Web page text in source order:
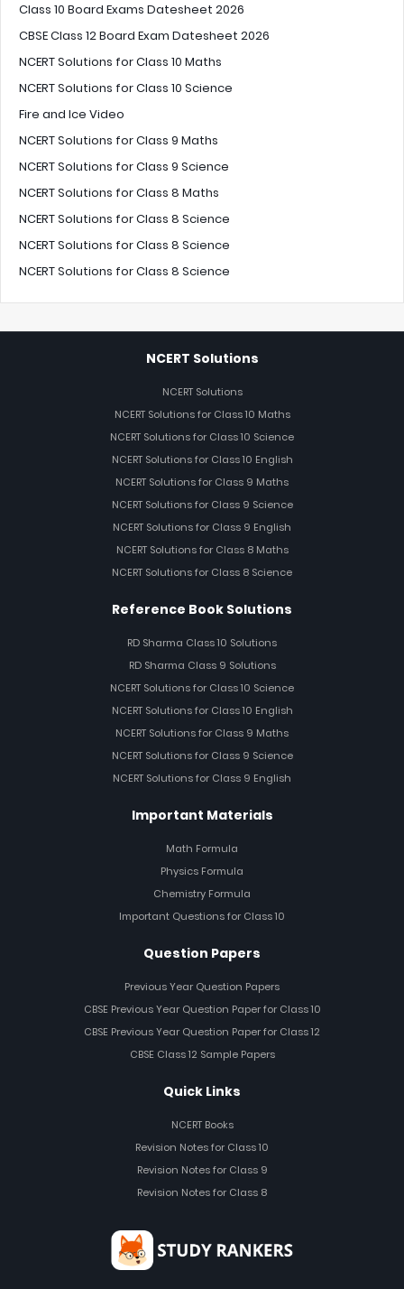
Class 10 Board Exams Datesheet 2026
CBSE Class 12 Board Exam Datesheet 2026
NCERT Solutions for Class 10 Maths
NCERT Solutions for Class 10 Science
Fire and Ice Video
NCERT Solutions for Class 9 Maths
NCERT Solutions for Class 9 Science
NCERT Solutions for Class 8 Maths
NCERT Solutions for Class 8 Science
NCERT Solutions for Class 8 Science
NCERT Solutions for Class 8 Science
NCERT Solutions
NCERT Solutions
NCERT Solutions for Class 10 Maths
NCERT Solutions for Class 10 Science
NCERT Solutions for Class 10 English
NCERT Solutions for Class 9 Maths
NCERT Solutions for Class 9 Science
NCERT Solutions for Class 9 English
NCERT Solutions for Class 8 Maths
NCERT Solutions for Class 8 Science
Reference Book Solutions
RD Sharma Class 10 Solutions
RD Sharma Class 9 Solutions
NCERT Solutions for Class 10 Science
NCERT Solutions for Class 10 English
NCERT Solutions for Class 9 Maths
NCERT Solutions for Class 9 Science
NCERT Solutions for Class 9 English
Important Materials
Math Formula
Physics Formula
Chemistry Formula
Important Questions for Class 10
Question Papers
Previous Year Question Papers
CBSE Previous Year Question Paper for Class 10
CBSE Previous Year Question Paper for Class 12
CBSE Class 12 Sample Papers
Quick Links
NCERT Books
Revision Notes for Class 10
Revision Notes for Class 9
Revision Notes for Class 8